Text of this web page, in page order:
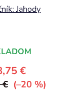
Jahody
€
€ (–20 %)